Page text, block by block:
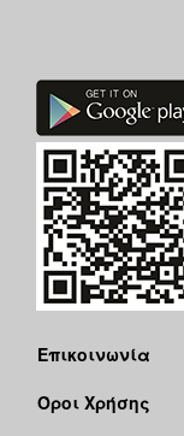
Επικοινωνία
Όροι Χρήσης